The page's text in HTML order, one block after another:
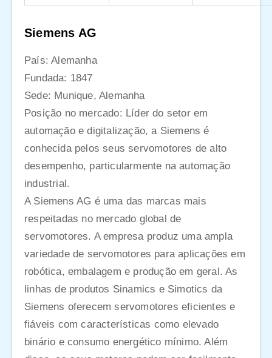
Siemens AG
País: Alemanha
Fundada: 1847
Sede: Munique, Alemanha
Posição no mercado: Líder do setor em
automação e digitalização, a Siemens é
conhecida pelos seus servomotores de alto
desempenho, particularmente na automação
industrial.
A Siemens AG é uma das marcas mais
respeitadas no mercado global de
servomotores. A empresa produz uma ampla
variedade de servomotores para aplicações em
robótica, embalagem e produção em geral. As
linhas de produtos Sinamics e Simotics da
Siemens oferecem servomotores eficientes e
fiáveis com características como elevado
binário e consumo energético mínimo. Além